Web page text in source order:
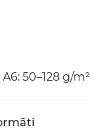
50–128 g/m²